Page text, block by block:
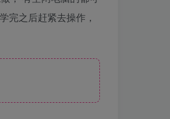
完之后赶紧去操作，